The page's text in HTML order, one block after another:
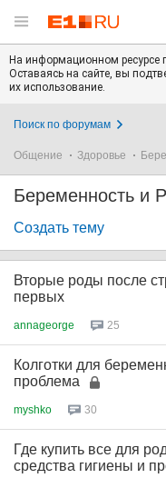
На информационном ресурсе
Оставаясь на сайте, вы
их использование.
Поиск по форумам
Общение Здоровье
Беременность и
Создать тему
Вторые роды после
первых
annageorge 25
Колготки для
проблема
myshko 30
Где купить все для
средства гигиены и